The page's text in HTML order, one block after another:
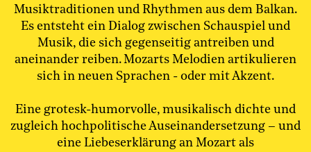
Musiktraditionen und Rhythmen aus dem Balkan.
Es entsteht ein Dialog zwischen Schauspiel und
Musik, die sich gegenseitig antreiben und
aneinander reiben. Mozarts Melodien artikulieren
sich in neuen Sprachen - oder mit Akzent.
Eine grotesk-humorvolle, musikalisch dichte und
zugleich hochpolitische Auseinandersetzung – und
eine Liebeserklärung an Mozart als